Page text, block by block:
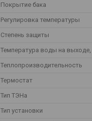
Покрытие бака
Регулировка температуры
Степень защиты
Температура воды на выходе,
Теплопроизводительность
Термостат
Тип ТЭНа
Тип установки